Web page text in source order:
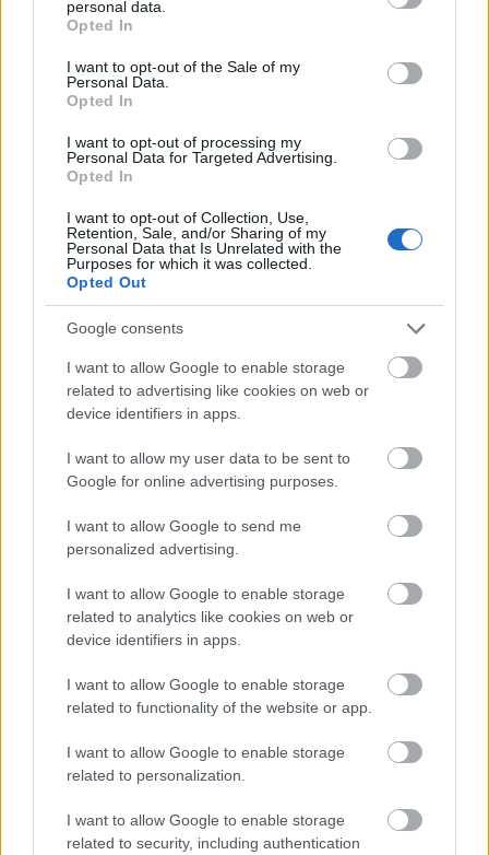
grant or deny consent to Google and its third-party tags to
use your data for below specified purposes in below Google
consent section.
personal data.
Opted In
I want to opt-out of the Sale of my
Personal Data.
Opted In
I want to opt-out of processing my
Personal Data for Targeted Advertising.
Opted In
I want to opt-out of Collection, Use,
Retention, Sale, and/or Sharing of my
Personal Data that Is Unrelated with the
Purposes for which it was collected.
Opted Out
Google consents
I want to allow Google to enable storage
related to advertising like cookies on web or
device identifiers in apps.
I want to allow my user data to be sent to
Google for online advertising purposes.
I want to allow Google to send me
personalized advertising.
I want to allow Google to enable storage
related to analytics like cookies on web or
device identifiers in apps.
I want to allow Google to enable storage
related to functionality of the website or app.
I want to allow Google to enable storage
related to personalization.
I want to allow Google to enable storage
related to security, including authentication
A hagymát a vaj és az olaj összeolvasztott keverékén
puhára dinszteljük, finoman sózzuk, pár kanál vízzel
időnkét meglocsoljuk, hogy hamarabb puhuljon.
Reszeljük rá a fokhagymát, adjuk hozzá a római
köményt és keverjük bele a megfőtt csicseriborsót.
Öntsük hozzá a paradicsomlevet, a vizet és a
főzőlevet. Forraljuk össze, sózzuk, borsozzuk,
forrásban. Eközben egy serpenyőben hevítsünk 1
evőkanál olajat. Adjuk hozzá a sárgarépát, finoman
sózzuk és 8-10 percig pirítsuk. Chiliporral vagy
késhegynyi curryvel fűszerezhetjük. Amikor ressre
pirult, adjuk hozzá a szezámmagot és további 1-2
főzeléket szedjünk külön, pürésítsük majd adjuk
vissza az alaphoz. Keverjük el, melegítsük össze és a
répával, friss korianderrel tálaljuk.
facebook -on is ott vagyok!
Címkék:főzelék koriander sárgarépa szezámmag
csicseriborsó főzelék